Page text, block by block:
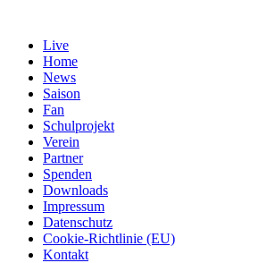
Live
Home
News
Saison
Fan
Schulprojekt
Verein
Partner
Spenden
Downloads
Impressum
Datenschutz
Cookie-Richtlinie (EU)
Kontakt